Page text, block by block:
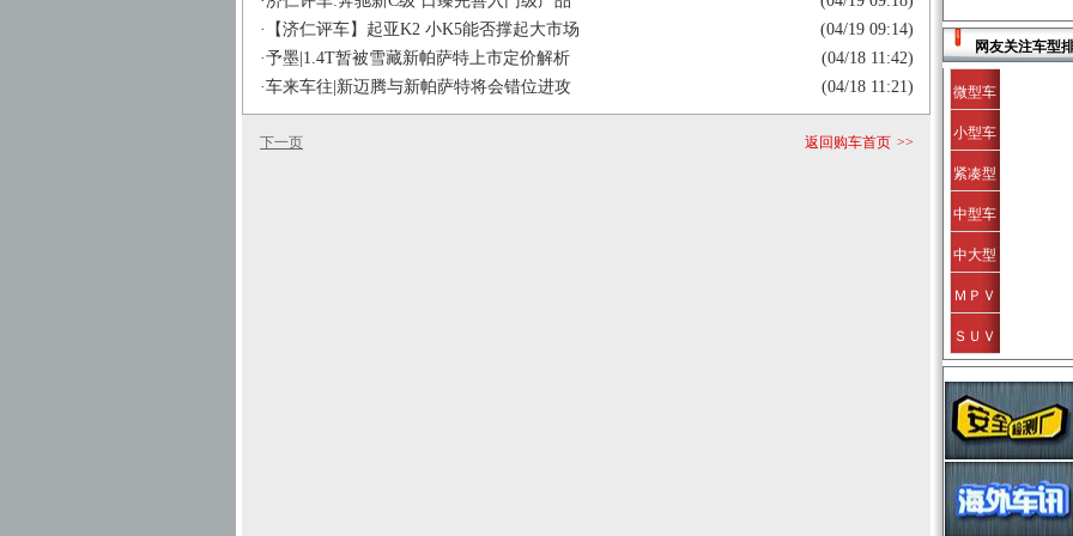
(04/19 09:14)
· 【济仁评车】起亚K2 小K5能否撑起大市场
(04/18 11:42)
·予墨|1.4T暂被雪藏新帕萨特上市定价解析
(04/18 11:21)
·车来车往|新迈腾与新帕萨特将会错位进攻
下一页 返回购车首页 >>
网友关注车型
微型车
小型车
紧凑型
中型车
中大型
ＭＰＶ
ＳＵＶ